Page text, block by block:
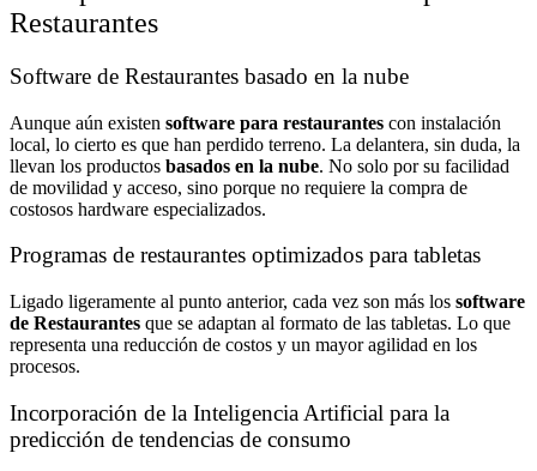
Restaurantes
Software de Restaurantes basado en la nube
Aunque aún existen software para restaurantes con instalación
local, lo cierto es que han perdido terreno. La delantera, sin duda, la
llevan los productos basados en la nube. No solo por su facilidad
de movilidad y acceso, sino porque no requiere la compra de
costosos hardware especializados.
Programas de restaurantes optimizados para tabletas
Ligado ligeramente al punto anterior, cada vez son más los software
de Restaurantes que se adaptan al formato de las tabletas. Lo que
representa una reducción de costos y un mayor agilidad en los
procesos.
Incorporación de la Inteligencia Artificial para la
predicción de tendencias de consumo